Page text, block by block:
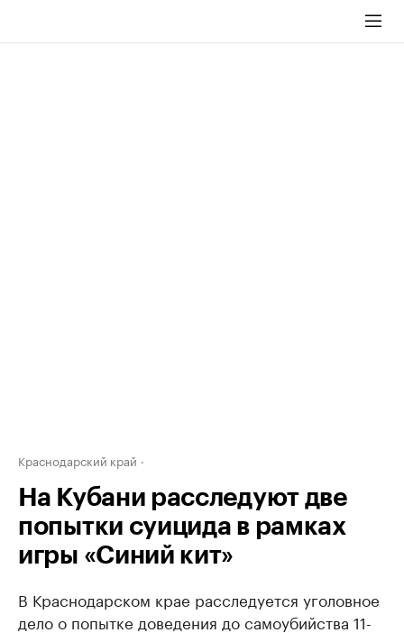
Краснодарский край
На Кубани расследуют две
попытки суицида в рамках
игры «Синий кит»
В Краснодарском крае расследуется уголовное
дело о попытке доведения до самоубийства 11-